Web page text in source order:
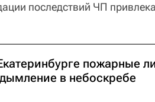
последствий ЧП
пожарные
в небоскребе